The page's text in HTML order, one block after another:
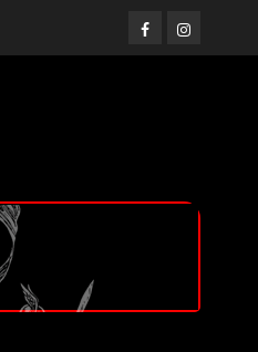
FacebookInstagram